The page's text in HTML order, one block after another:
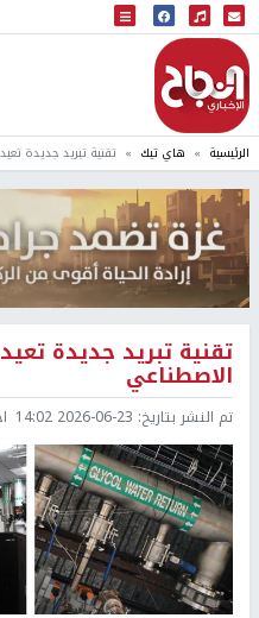
البث المباشر
إذاعة النجاح
الرئيسية هاي تيك تقنية تبريد جديدة
تقنية تبريد جديدة
الاصطناعي
تم النشر بتاريخ: 2026-06-23 14:02